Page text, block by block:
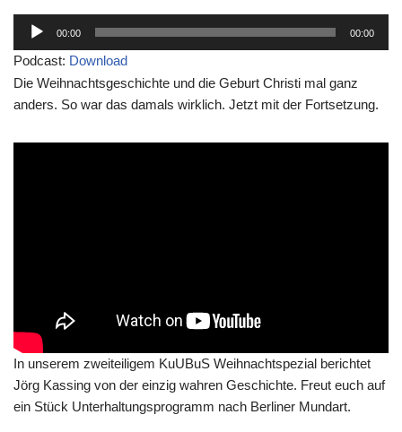
d
i
o
00:00 00:00
Podcast: Download
Die Weihnachtsgeschichte und die Geburt Christi mal ganz
anders. So war das damals wirklich. Jetzt mit der Fortsetzung.
In unserem zweiteiligem KuUBuS Weihnachtspezial berichtet
Jörg Kassing von der einzig wahren Geschichte. Freut euch auf
ein Stück Unterhaltungsprogramm nach Berliner Mundart.